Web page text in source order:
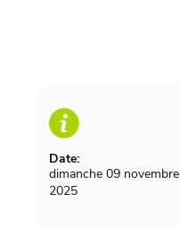
Date:
dimanche 09 novembre
2025